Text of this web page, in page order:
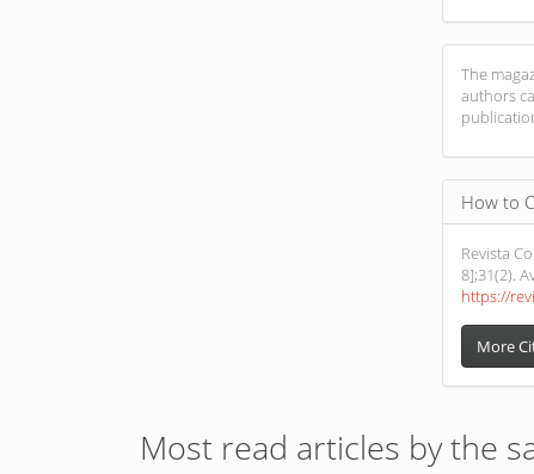
The
authors
How to
Revista
8];31(2).
https://
More
Most read articles by the